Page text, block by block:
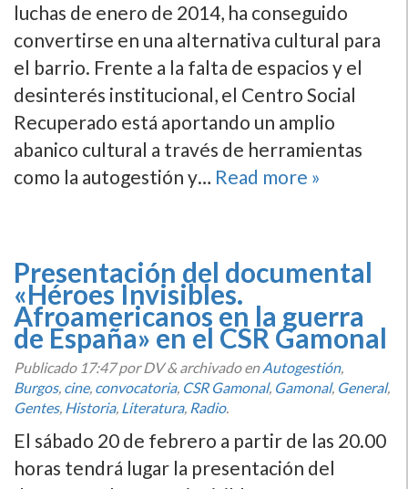
luchas de enero de 2014, ha conseguido
convertirse en una alternativa cultural para
el barrio. Frente a la falta de espacios y el
desinterés institucional, el Centro Social
Recuperado está aportando un amplio
abanico cultural a través de herramientas
como la autogestión y… Read more »
Presentación del documental
«Héroes Invisibles.
Afroamericanos en la guerra
de España» en el CSR Gamonal
Publicado 17:47por DV&archivado enAutogestión,
Burgos, cine, convocatoria, CSR Gamonal, Gamonal, General,
Gentes, Historia, Literatura, Radio.
El sábado 20 de febrero a partir de las 20.00
horas tendrá lugar la presentación del